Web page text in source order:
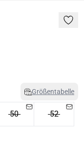
Größentabelle
50 52